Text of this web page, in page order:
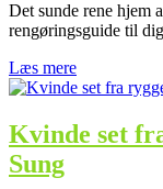
Det sunde rene hjem
rengøringsguide til
Læs mere
Kvinde set
Sung